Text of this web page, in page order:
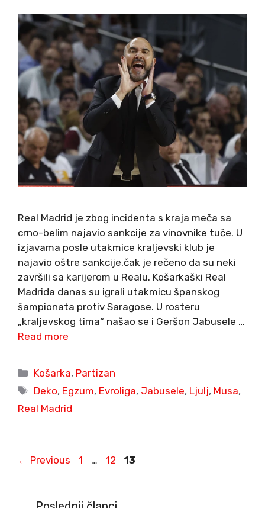
Real Madrid je zbog incidenta s kraja meča sa
crno-belim najavio sankcije za vinovnike tuče. U
izjavama posle utakmice kraljevski klub je
najavio oštre sankcije,čak je rečeno da su neki
završili sa karijerom u Realu. Košarkaški Real
Madrida danas su igrali utakmicu španskog
šampionata protiv Saragose. U rosteru
„kraljevskog tima“ našao se i Geršon Jabusele …
Read more
Categories
Košarka, Partizan
Tags
Deko, Egzum, Evroliga, Jabusele, Ljulj, Musa,
Real Madrid
← Previous Page
1 … Page
12 Page
13